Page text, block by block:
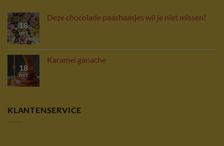
18
mrt
Deze chocolade paashaasjes wil je niet missen!
18
mrt
Karamel ganache
KLANTENSERVICE